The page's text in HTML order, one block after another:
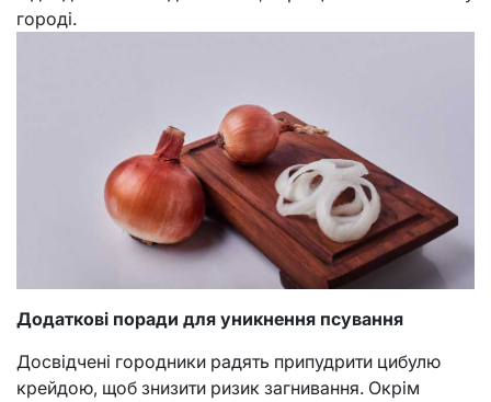
городі.
Додаткові поради для уникнення псування
Досвідчені городники радять припудрити цибулю
крейдою, щоб знизити ризик загнивання. Окрім